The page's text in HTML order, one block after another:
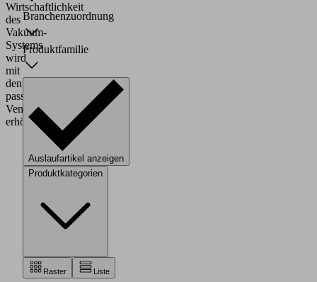
Wirtschaftlichkeit
des
Vakuum-
Systems
wird
mit
den
passenden
Ventilen
erhöht.
Branchenzuordnung
Produktfamilie
Auslaufartikel anzeigen
Produktkategorien
Raster Liste